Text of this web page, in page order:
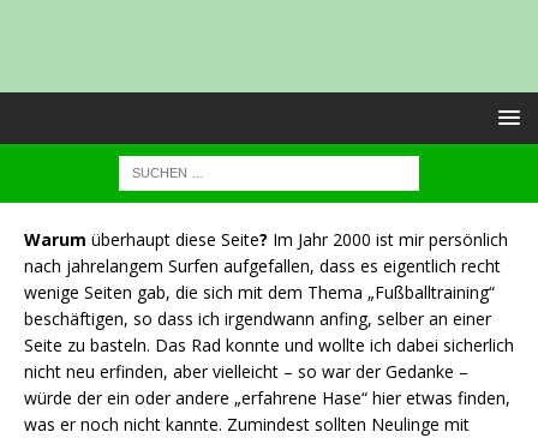
Warum überhaupt diese Seite? Im Jahr 2000 ist mir persönlich
nach jahrelangem Surfen aufgefallen, dass es eigentlich recht
wenige Seiten gab, die sich mit dem Thema „Fußballtraining“
beschäftigen, so dass ich irgendwann anfing, selber an einer
Seite zu basteln. Das Rad konnte und wollte ich dabei sicherlich
nicht neu erfinden, aber vielleicht – so war der Gedanke –
würde der ein oder andere „erfahrene Hase“ hier etwas finden,
was er noch nicht kannte. Zumindest sollten Neulinge mit